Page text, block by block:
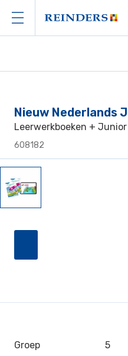
Nieuw Nederlands
Leerwerkboeken + Junior
608182
Groep
5